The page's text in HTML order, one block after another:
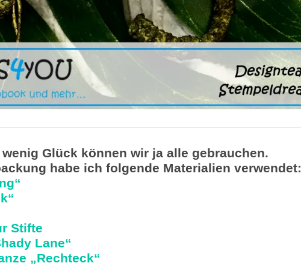
Glück können wir ja alle gebrauchen.
habe ich folgende Materialien verwendet:
Stifte
Lane“
„Rechteck“